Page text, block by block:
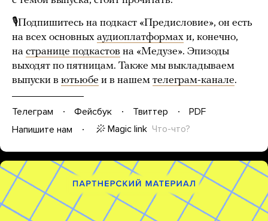
🎙Подпишитесь на подкаст «Предисловие», он есть
на всех основных аудиоплатформах и, конечно,
на странице подкастов на «Медузе». Эпизоды
выходят по пятницам. Также мы выкладываем
выпуски в ютьюбе и в нашем телеграм-канале.
Телеграм Фейсбук Твиттер
PDF
Напишите нам
Magic link Что-что?